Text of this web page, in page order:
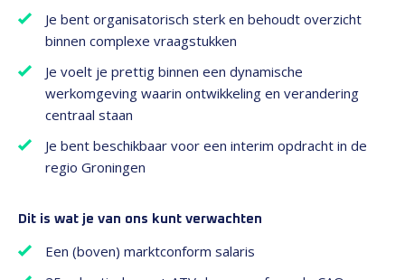
Je bent organisatorisch sterk en behoudt overzicht
binnen complexe vraagstukken
Je voelt je prettig binnen een dynamische
werkomgeving waarin ontwikkeling en verandering
centraal staan
Je bent beschikbaar voor een interim opdracht in de
regio Groningen
Dit is wat je van ons kunt verwachten
Een (boven) marktconform salaris